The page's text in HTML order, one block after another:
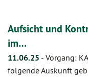
Aufsicht und
im…
11.06.25 - Vorgang:
folgende Auskunft